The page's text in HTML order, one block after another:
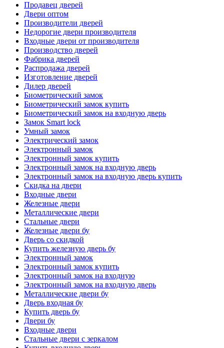
Продавец дверей
Двери оптом
Производители дверей
Недорогие двери производителя
Входные двери от производителя
Производство дверей
Фабрика дверей
Распродажа дверей
Изготовление дверей
Дилер дверей
Биометрический замок
Биометрический замок купить
Биометрический замок на входную дверь
Замок Smart lock
Умный замок
Электрический замок
Электронный замок
Электронный замок купить
Электронный замок на входную дверь
Электронный замок на входную дверь купить
Скидка на двери
Входные двери
Железные двери
Металлические двери
Стальные двери
Железные двери бу
Дверь со скидкой
Купить железную дверь бу
Электронный замок
Электронный замок купить
Электронный замок на входную
Электронный замок на входную дверь
Металлические двери бу
Дверь входная бу
Купить дверь бу
Двери бу
Входные двери
Стальные двери с зеркалом